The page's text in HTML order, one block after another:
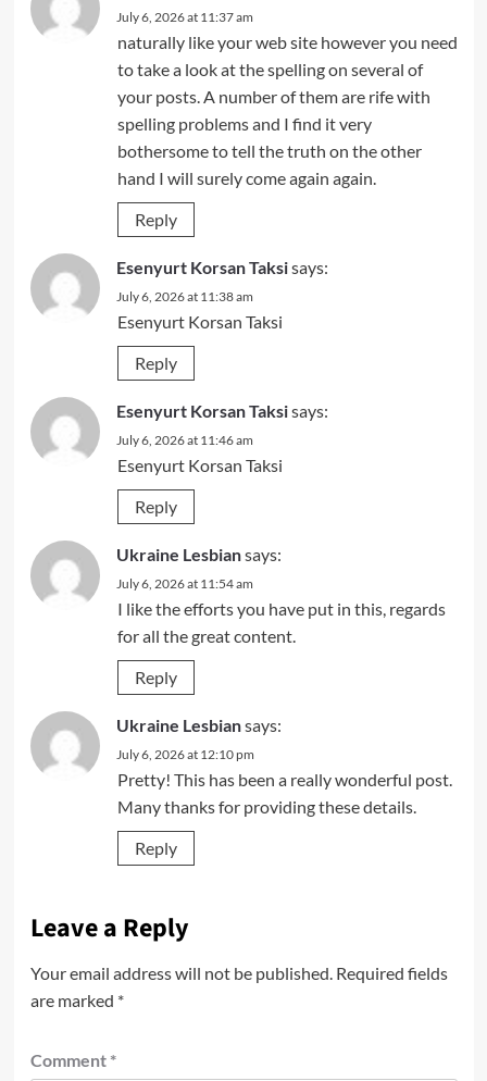
July 6, 2026 at 11:37 am
naturally like your web site however you need
to take a look at the spelling on several of
your posts. A number of them are rife with
spelling problems and I find it very
bothersome to tell the truth on the other
hand I will surely come again again.
Reply
Esenyurt Korsan Taksisays:
July 6, 2026 at 11:38 am
Esenyurt Korsan Taksi
Reply
Esenyurt Korsan Taksisays:
July 6, 2026 at 11:46 am
Esenyurt Korsan Taksi
Reply
Ukraine Lesbiansays:
July 6, 2026 at 11:54 am
I like the efforts you have put in this, regards
for all the great content.
Reply
Ukraine Lesbiansays:
July 6, 2026 at 12:10 pm
Pretty! This has been a really wonderful post.
Many thanks for providing these details.
Reply
Leave a Reply
Your email address will not be published. Required fields
are marked *
Comment *